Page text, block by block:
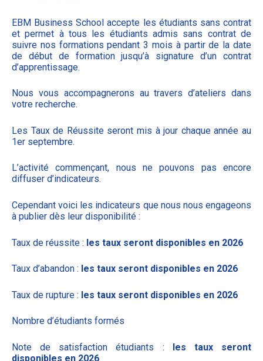
EBM Business School accepte les étudiants sans contrat
et permet à tous les étudiants admis sans contrat de
suivre nos formations pendant 3 mois à partir de la date
de début de formation jusqu’à signature d’un contrat
d’apprentissage.
Nous vous accompagnerons au travers d’ateliers dans
votre recherche.
Les Taux de Réussite seront mis à jour chaque année au
1er septembre.
L’activité commençant, nous ne pouvons pas encore
diffuser d’indicateurs.
Cependant voici les indicateurs que nous nous engageons
à publier dès leur disponibilité :
Taux de réussite : les taux seront disponibles en 2026
Taux d’abandon : les taux seront disponibles en 2026
Taux de rupture : les taux seront disponibles en 2026
Nombre d’étudiants formés
Note de satisfaction étudiants : les taux seront
disponibles en 2026